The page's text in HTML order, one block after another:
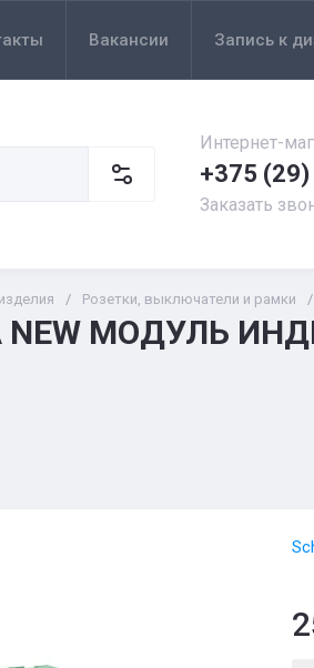
Вакансии Запись к
Интернет-
+375
Заказать
/ Розетки, выключатели и рамки /
NEW МОДУЛЬ